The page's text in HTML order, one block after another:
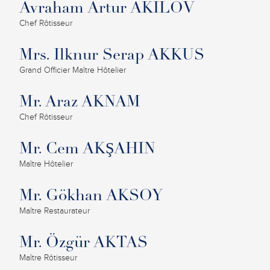
Avraham Artur AKILOV
Chef Rôtisseur
Mrs. Ilknur Serap AKKUS
Grand Officier Maître Hôtelier
Mr. Araz AKNAM
Chef Rôtisseur
Mr. Cem AKŞAHIN
Maître Hôtelier
Mr. Gökhan AKSOY
Maître Restaurateur
Mr. Özgür AKTAS
Maître Rôtisseur